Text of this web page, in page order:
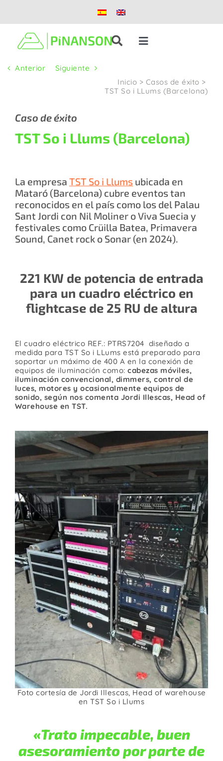
contenido
Toggle
Soluciones
Casos de éxito
Nosotros
Contacto
Inicio > Casos de éxito >
TST So i LLums (Barcelona)
Anterior Siguiente
Caso de éxito
TST So i Llums (Barcelona)
La empresa TST So i Llumsubicada en
Mataró (Barcelona) cubre eventos tan
reconocidos en el país como los del Palau
Sant Jordi con Nil Moliner o Viva Suecia y
festivales como Crüilla Batea, Primavera
Sound, Canet rock o Sonar (en 2024).
221 KW de potencia de entrada
para un cuadro eléctrico en
flightcase de 25 RU de altura
El cuadro eléctrico REF.: PTRS7204 diseñado a
medida para TST So i LLums está preparado para
soportar un máximo de 400 A en la conexión de
equipos de iluminación como:cabezas móviles,
iluminación convencional, dimmers, control de
luces, motores y ocasionalmente equipos de
sonido, según nos comenta Jordi Illescas, Head of
Warehouse en TST.
Foto cortesía de Jordi Illescas, Head of warehouse
en TST So i Llums
«Trato impecable, buen
asesoramiento por parte de